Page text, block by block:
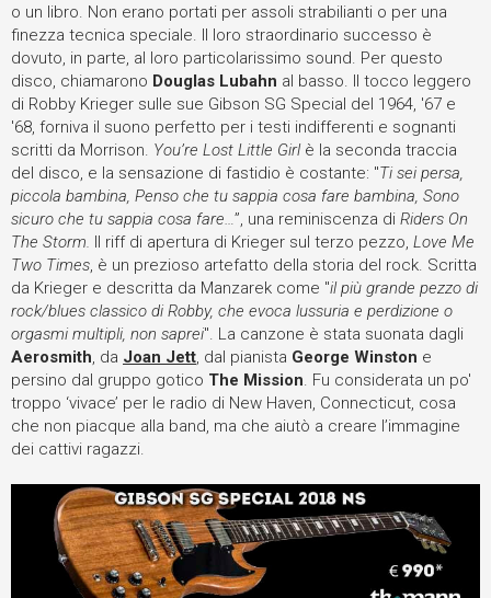
o un libro. Non erano portati per assoli strabilianti o per una
finezza tecnica speciale. Il loro straordinario successo è
dovuto, in parte, al loro particolarissimo sound. Per questo
disco, chiamarono Douglas Lubahn al basso. Il tocco leggero
di Robby Krieger sulle sue Gibson SG Special del 1964, '67 e
'68, forniva il suono perfetto per i testi indifferenti e sognanti
scritti da Morrison. You’re Lost Little Girlè la seconda traccia
del disco, e la sensazione di fastidio è costante: "Ti sei persa,
piccola bambina, Penso che tu sappia cosa fare bambina, Sono
sicuro che tu sappia cosa fare… ” , una reminiscenza di Riders On
The Storm. Il riff di apertura di Krieger sul terzo pezzo, Love Me
Two Times , è un prezioso artefatto della storia del rock. Scritta
da Krieger e descritta da Manzarek come "il più grande pezzo di
rock/blues classico di Robby, che evoca lussuria e perdizione o
orgasmi multipli, non saprei". La canzone è stata suonata dagli
Aerosmith , da Joan Jett , dal pianista George Winston e
persino dal gruppo gotico The Mission . Fu considerata un po'
troppo ‘vivace’ per le radio di New Haven, Connecticut, cosa
che non piacque alla band, ma che aiutò a creare l’immagine
dei cattivi ragazzi.